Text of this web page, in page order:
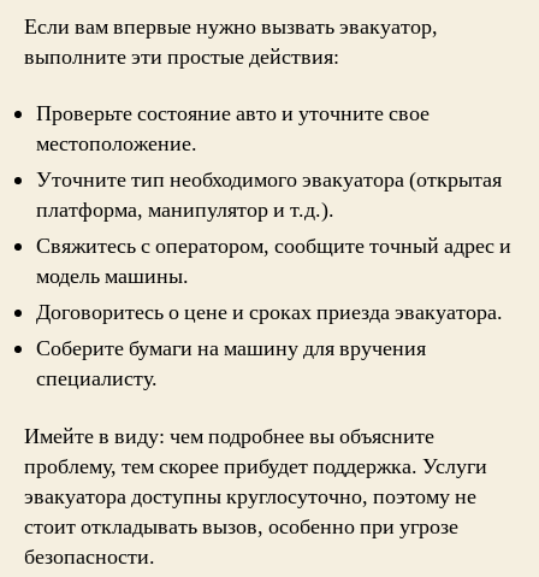
Если вам впервые нужно вызвать эвакуатор,
выполните эти простые действия:
Проверьте состояние авто и уточните свое
местоположение.
Уточните тип необходимого эвакуатора (открытая
платформа, манипулятор и т.д.).
Свяжитесь с оператором, сообщите точный адрес и
модель машины.
Договоритесь о цене и сроках приезда эвакуатора.
Соберите бумаги на машину для вручения
специалисту.
Имейте в виду: чем подробнее вы объясните
проблему, тем скорее прибудет поддержка. Услуги
эвакуатора доступны круглосуточно, поэтому не
стоит откладывать вызов, особенно при угрозе
безопасности.